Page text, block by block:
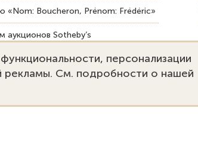
«Nom: Boucheron, Prénom: Frédéric»
аукционов Sotheby’s
ювелирных изделийперсонализации
рекламы. См. подробности о нашей